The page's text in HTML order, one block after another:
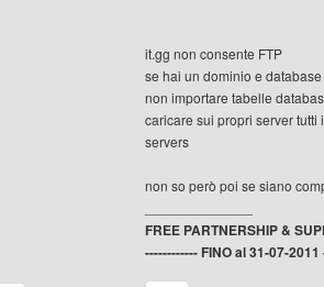
it.gg non consente FTP
se hai un dominio e
non importare tabelle
caricare sui propri server
servers
non so però poi se siano
FREE PARTNERSHIP &
------------ FINO al 31-07-2011